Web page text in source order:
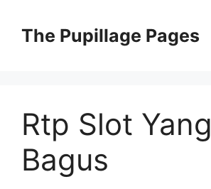
The Pupillage Pages
Rtp Slot Yang
Bagus